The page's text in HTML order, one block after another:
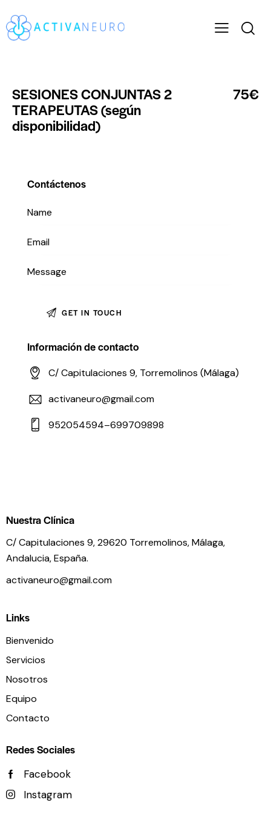
SESIONES CONJUNTAS 2
TERAPEUTAS (según
disponibilidad)
75€
Contáctenos
Información de contacto
C/ Capitulaciones 9, Torremolinos (Málaga)
activaneuro@gmail.com
952054594–699709898
Nuestra Clínica
C/ Capitulaciones 9, 29620 Torremolinos,Málaga,
Andalucia,España.
activaneuro@gmail.com
Links
Bienvenido
Servicios
Nosotros
Equipo
Contacto
Redes Sociales
Facebook
Instagram